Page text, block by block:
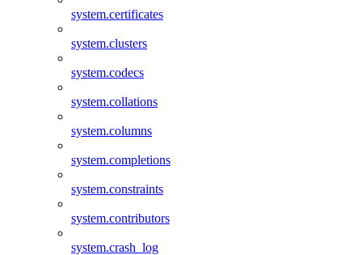
system.certificates
system.clusters
system.codecs
system.collations
system.columns
system.completions
system.constraints
system.contributors
system.crash_log